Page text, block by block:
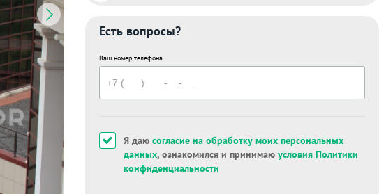
Есть вопросы?
Ваш номер телефона
Я даю согласие на обработку моих персональных
данных, ознакомился и принимаю условия Политики
конфиденциальности